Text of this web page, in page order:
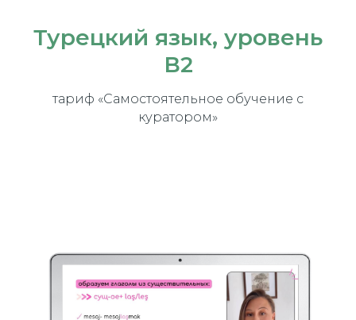
Турецкий язык, уровень
В2
тариф «Самостоятельное обучение с
куратором»